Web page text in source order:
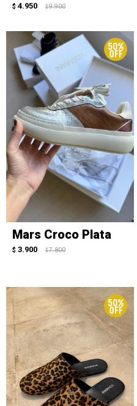
$ 4.950 $ 9.900
Mars Croco Plata
$ 3.900 $ 7.800